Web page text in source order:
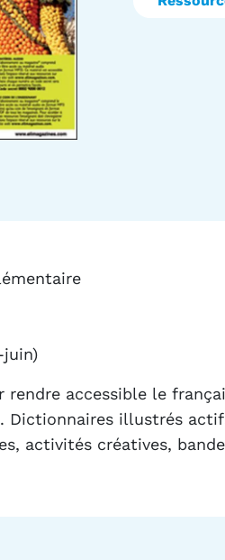
juin)
rendre accessible le
Dictionnaires illustrés
activités créatives,